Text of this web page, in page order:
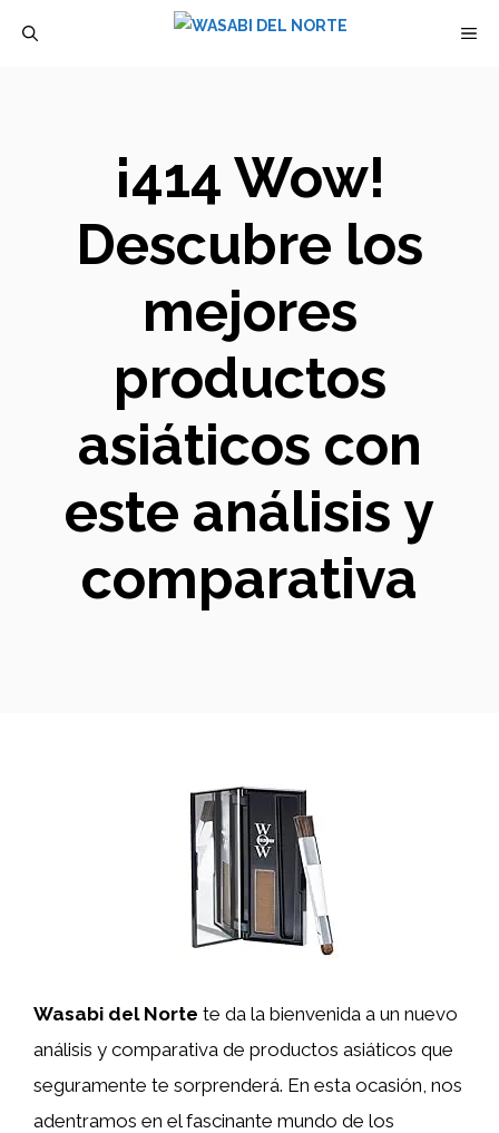
¡414 Wow!
Descubre los
mejores
productos
asiáticos con
este análisis y
comparativa
Wasabi del Norte te da la bienvenida a un nuevo
análisis y comparativa de productos asiáticos que
seguramente te sorprenderá. En esta ocasión, nos
adentramos en el fascinante mundo de los